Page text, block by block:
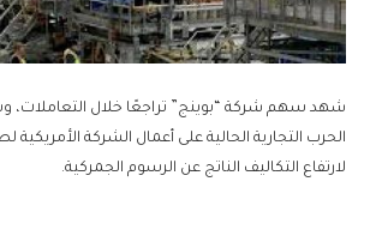
شهد سهم شركة “بوينج” تراجعًا خلال التعاملات،
الحرب التجارية الحالية على أعمال الشركة الأمريكية
لارتفاع التكاليف الناتج عن الرسوم الجمركية.